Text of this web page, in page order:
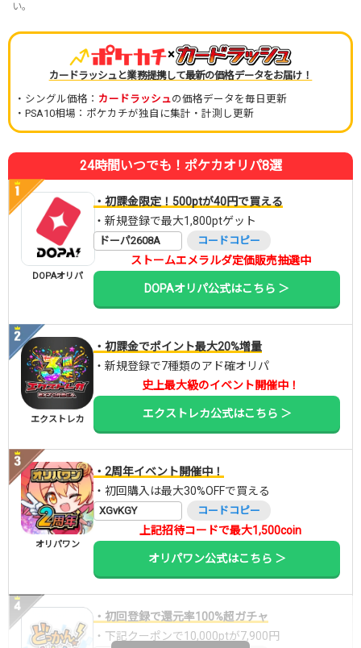
い。
×
カードラッシュと業務提携して最新の価格データをお届け！
・シングル価格： カードラッシュの価格データを毎日更新
・PSA10相場：ポケカチが独自に集計・計測し更新
24時間いつでも！ポケカオリパ8選
DOPAオリパ
・初課金限定！500ptが40円で買える
・新規登録で最大1,800ptゲット
ドーパ2608A コードコピー
ストームエメラルダ定価販売抽選中
DOPAオリパ公式はこちら ＞
エクストレカ
・初課金でポイント最大20%増量
・新規登録で7種類のアド確オリパ
史上最大級のイベント開催中！
エクストレカ公式はこちら ＞
オリパワン
・2周年イベント開催中！
・初回購入は最大30%OFFで買える
XGvKGY コードコピー
上記招待コードで最大1,500coin
オリパワン公式はこちら ＞
・初回登録で還元率100%超ガチャ
・下記クーポンで10,000ptが7,900円